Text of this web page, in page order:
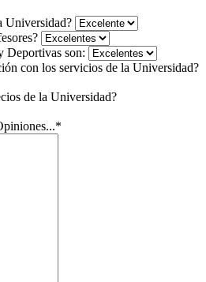
Universidad?
Deportivas son:
con los servicios de la Universidad?
de la Universidad?